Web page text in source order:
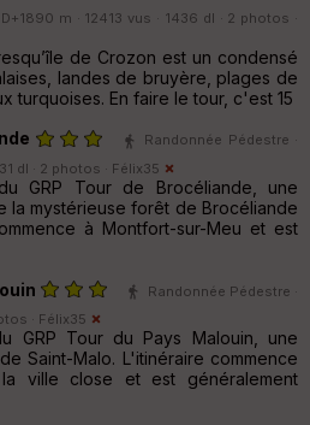
m · 12413 vus · 1436 dl · 2 photos ·
de Crozon est un condensé
landes de bruyère, plages de
turquoises. En faire le tour, c'est 15
Randonnée Pédestre ·
dl · 2 photos · Félix35
GRP Tour de Brocéliande, une
la mystérieuse forêt de Brocéliande
à Montfort-sur-Meu et est
Randonnée Pédestre ·
· Félix35
GRP Tour du Pays Malouin, une
Saint-Malo. L'itinéraire commence
ville close et est généralement